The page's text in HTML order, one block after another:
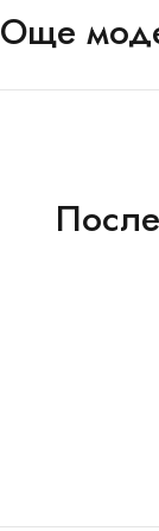
Още